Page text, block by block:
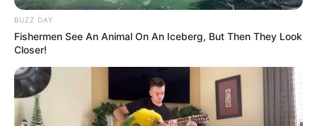
BUZZ DAY
Fishermen See An Animal On An Iceberg, But Then They Look
Closer!